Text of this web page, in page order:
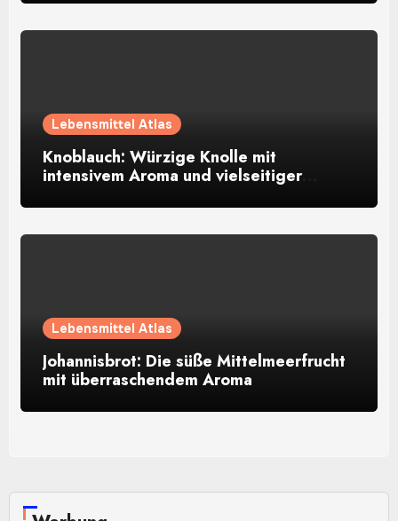
Lebensmittel Atlas
Knoblauch: Würzige Knolle mit
intensivem Aroma und vielseitiger
Lebensmittel Atlas
Johannisbrot: Die süße Mittelmeerfrucht
mit überraschendem Aroma